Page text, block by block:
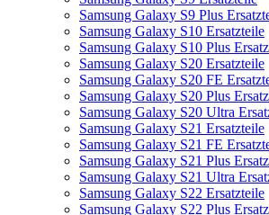
Samsung Galaxy S9 Plus
Samsung Galaxy S10 Ersatzteile
Samsung Galaxy S10 Plus
Samsung Galaxy S20 Ersatzteile
Samsung Galaxy S20 FE
Samsung Galaxy S20 Plus
Samsung Galaxy S20 Ultra
Samsung Galaxy S21 Ersatzteile
Samsung Galaxy S21 FE
Samsung Galaxy S21 Plus
Samsung Galaxy S21 Ultra
Samsung Galaxy S22 Ersatzteile
Samsung Galaxy S22 Plus